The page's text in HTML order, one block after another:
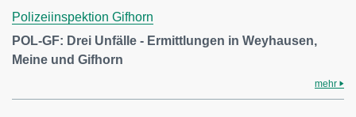
Polizeiinspektion Gifhorn
POL-GF: Drei Unfälle - Ermittlungen in Weyhausen,
Meine und Gifhorn
mehr